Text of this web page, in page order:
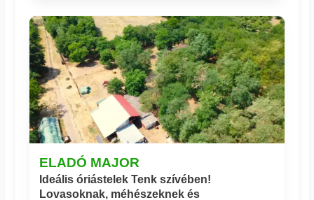
ELADÓ MAJOR
Ideális óriástelek Tenk szívében!
Lovasoknak, méhészeknek és